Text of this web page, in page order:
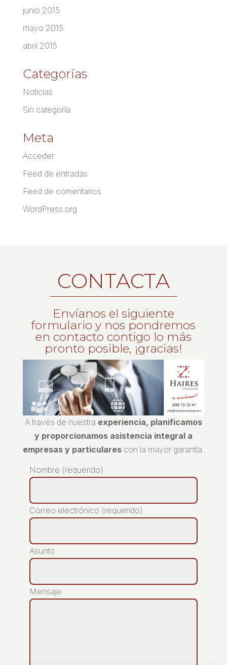
junio 2015
mayo 2015
abril 2015
Categorías
Noticias
Sin categoría
Meta
Acceder
Feed de entradas
Feed de comentarios
WordPress.org
CONTACTA
Envíanos el siguiente
formulario y nos pondremos
en contacto contigo lo más
pronto posible, ¡gracias!
A través de nuestra experiencia, planificamos
y proporcionamos asistencia integral a
empresas y particularescon la mayor garantía.
Nombre (requerido)
Correo electrónico (requerido)
Asunto
Mensaje